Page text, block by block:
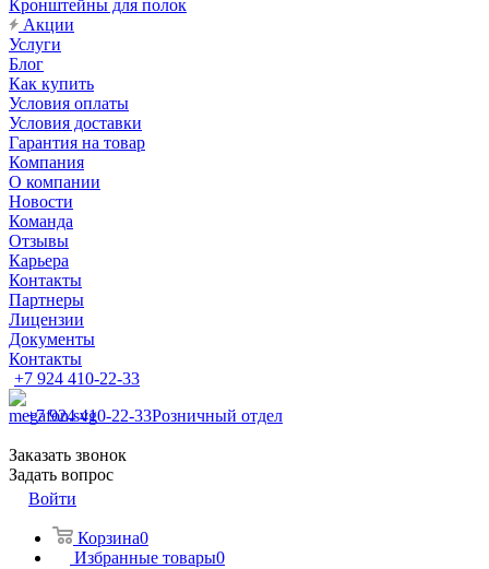
Кронштейны для полок
Акции
Услуги
Блог
Как купить
Условия оплаты
Условия доставки
Гарантия на товар
Компания
О компании
Новости
Команда
Отзывы
Карьера
Контакты
Партнеры
Лицензии
Документы
Контакты
+7 924 410-22-33
+7 924 410-22-33Розничный отдел
Заказать звонок
Задать вопрос
Войти
Корзина0
Избранные товары0